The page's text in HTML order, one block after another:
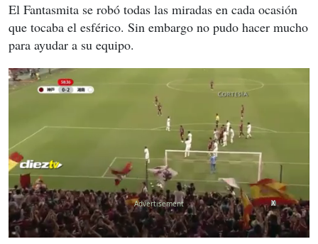
El Fantasmita se robó todas las miradas en cada ocasión
que tocaba el esférico. Sin embargo no pudo hacer mucho
para ayudar a su equipo.
X